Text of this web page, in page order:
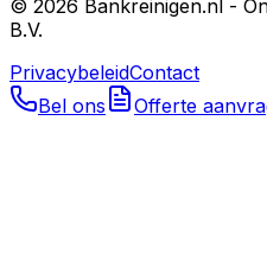
© 2026 Bankreinigen.nl -
B.V.
PrivacybeleidContact
Bel ons
Offerte